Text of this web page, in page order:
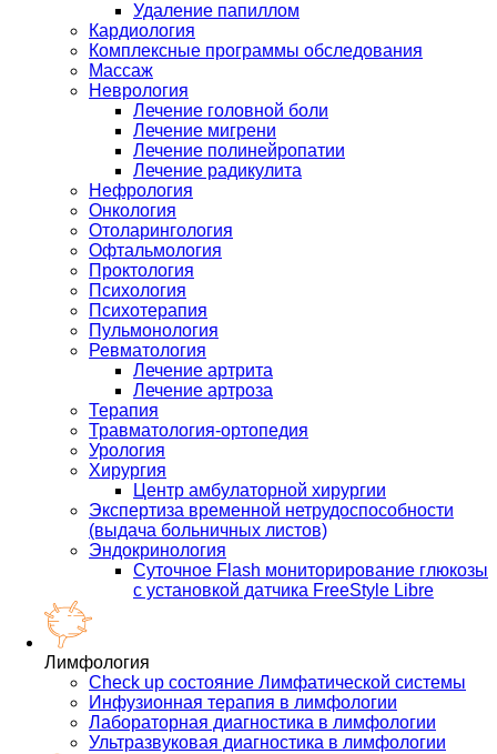
Удаление папиллом
Кардиология
Комплексные программы обследования
Массаж
Неврология
Лечение головной боли
Лечение мигрени
Лечение полинейропатии
Лечение радикулита
Нефрология
Онкология
Отоларингология
Офтальмология
Проктология
Психология
Психотерапия
Пульмонология
Ревматология
Лечение артрита
Лечение артроза
Терапия
Травматология-ортопедия
Урология
Хирургия
Центр амбулаторной хирургии
Экспертиза временной нетрудоспособности
(выдача больничных листов)
Эндокринология
Суточное Flash мониторирование глюкозы
с установкой датчика FreeStyle Libre
Лимфология
Check up состояние Лимфатической системы
Инфузионная терапия в лимфологии
Лабораторная диагностика в лимфологии
Ультразвуковая диагностика в лимфологии